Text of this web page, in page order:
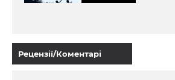
Рецензії/Коментарі